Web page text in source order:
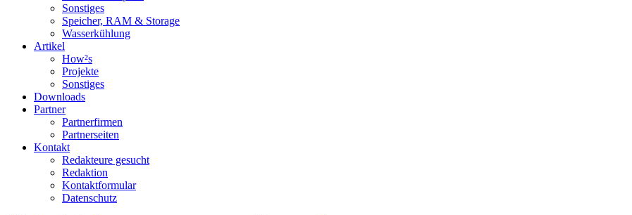
Sonstiges
Speicher, RAM & Storage
Wasserkühlung
Artikel
How²s
Projekte
Sonstiges
Downloads
Partner
Partnerfirmen
Partnerseiten
Kontakt
Redakteure gesucht
Redaktion
Kontaktformular
Datenschutz